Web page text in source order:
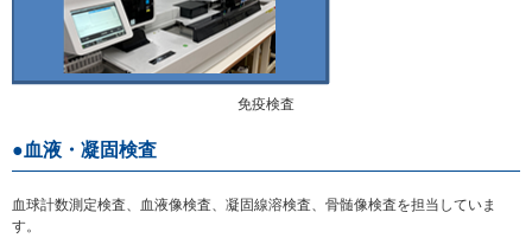
免疫検査
血液・凝固検査
血球計数測定検査、血液像検査、凝固線溶検査、骨髄像検査を担当していま
す。